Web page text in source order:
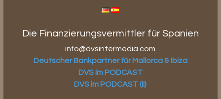
Die Finanzierungsvermittler für Spanien
info@dvsintermedia.com
Deutscher Bankpartner für Mallorca & Ibiza
DVS im PODCAST
DVS im PODCAST (II)